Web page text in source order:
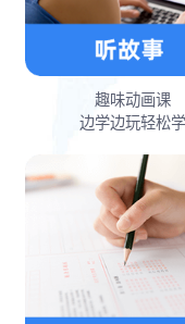
趣味动画课
边学边玩轻松学